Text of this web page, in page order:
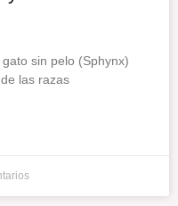
sin pelo (Sphynx)
las razas